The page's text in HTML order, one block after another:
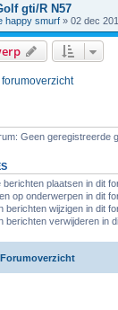
gti/R N57
happy smurf » 02 dec
Geen geregistreerde
berichten plaatsen in dit
op onderwerpen in dit
berichten wijzigen in dit
berichten verwijderen in
Forumoverzicht